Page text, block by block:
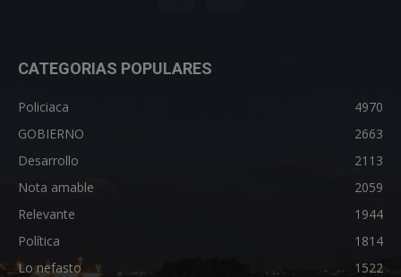
CATEGORIAS POPULARES
Policiaca
4970
GOBIERNO
2663
Desarrollo
2113
Nota amable
2059
Relevante
1944
Política
1814
Lo nefasto
1522